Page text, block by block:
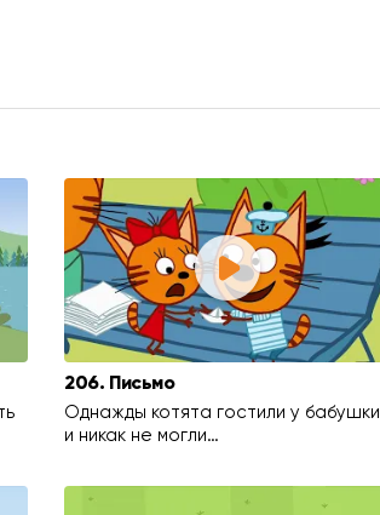
206. Письмо
Однажды котята гостили у бабушки
и никак не могли…